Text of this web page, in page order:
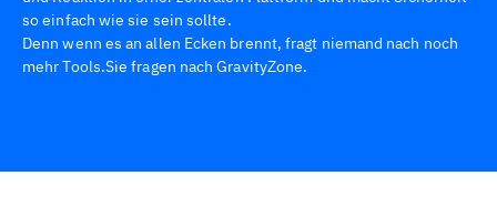
so einfach wie sie sein sollte.
Denn wenn es an allen Ecken brennt, fragt niemand nach noch
mehr Tools.Sie fragen nach GravityZone.